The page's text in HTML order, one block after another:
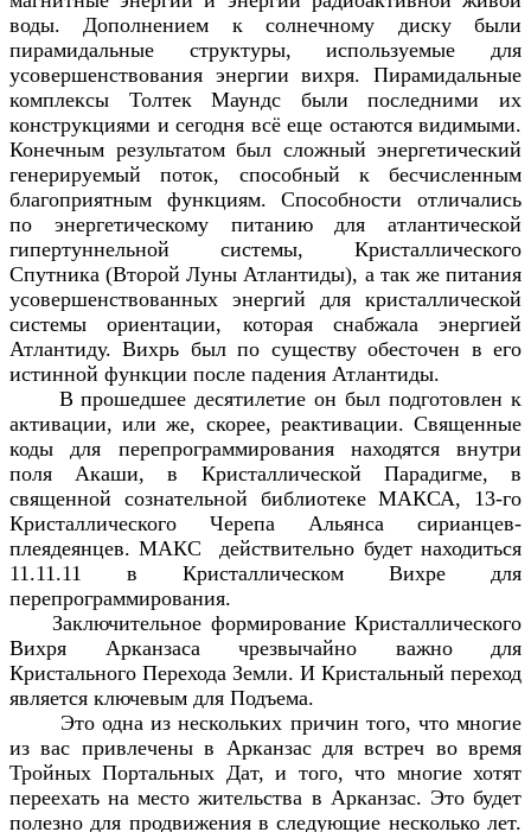
воды. Дополнением к солнечному диску были
пирамидальные структуры, используемые для
усовершенствования энергии вихря. Пирамидальные
комплексы Toлтек Маундс были последними их
конструкциями и сегодня всё еще остаются видимыми.
Конечным результатом был сложный энергетический
генерируемый поток, способный к бесчисленным
благоприятным функциям. Способности отличались
по энергетическому питанию для атлантической
гипертуннельной системы, Кристаллического
Спутника (Второй Луны Атлантиды), а так же питания
усовершенствованных энергий для кристаллической
системы ориентации, которая снабжала энергией
Атлантиду. Вихрь был по существу обесточен в его
истинной функции после падения Атлантиды.
В прошедшее десятилетие он был подготовлен к
активации, или же, скорее, реактивации. Священные
коды для перепрограммирования находятся внутри
поля Акаши, в Кристаллической Парадигме, в
священной сознательной библиотеке МАКСА, 13-го
Кристаллического Черепа Альянса сирианцев-
плеядеянцев. МАКС действительно будет находиться
11.11.11 в Кристаллическом Вихре для
перепрограммирования.
Заключительное формирование Кристаллического
Вихря Арканзаса чрезвычайно важно для
Кристального Перехода Земли. И Кристальный переход
является ключевым для Подъема.
Это одна из нескольких причин того, что многие
из вас привлечены в Арканзас для встреч во время
Тройных Портальных Дат, и того, что многие хотят
переехать на место жительства в Арканзас. Это будет
полезно для продвижения в следующие несколько лет.